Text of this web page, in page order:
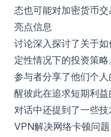
态也可能对加密货币交
亮点信息
讨论深入探讨了关于
定性情况下的投资策略
参与者分享了他们个
醒彼此在追求短期利益
对话中还提到了一些
VPN解决网络卡顿问题